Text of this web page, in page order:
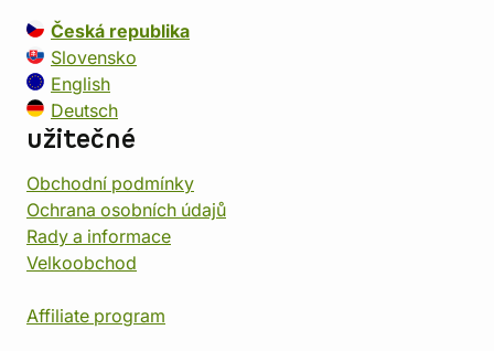
Česká republika
Slovensko
English
Deutsch
užitečné
Obchodní podmínky
Ochrana osobních údajů
Rady a informace
Velkoobchod
Affiliate program